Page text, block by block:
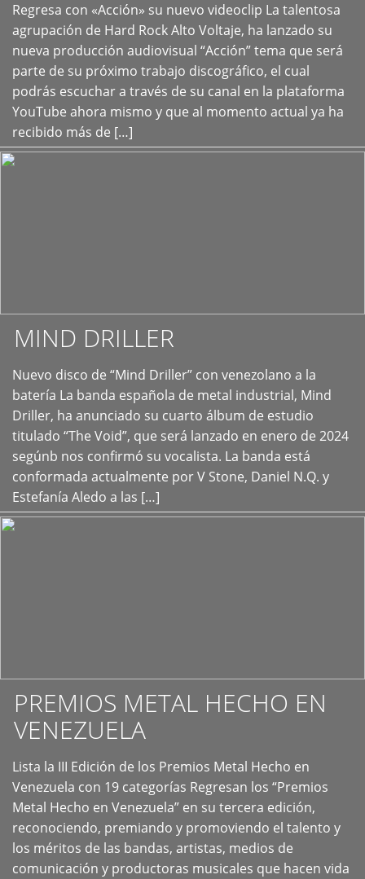
Regresa con «Acción» su nuevo videoclip La talentosa
agrupación de Hard Rock Alto Voltaje, ha lanzado su
nueva producción audiovisual “Acción” tema que será
parte de su próximo trabajo discográfico, el cual
podrás escuchar a través de su canal en la plataforma
YouTube ahora mismo y que al momento actual ya ha
recibido más de […]
+
MIND DRILLER
Nuevo disco de “Mind Driller” con venezolano a la
batería La banda española de metal industrial, Mind
Driller, ha anunciado su cuarto álbum de estudio
titulado “The Void”, que será lanzado en enero de 2024
segúnb nos confirmó su vocalista. La banda está
conformada actualmente por V Stone, Daniel N.Q. y
Estefanía Aledo a las […]
+
PREMIOS METAL HECHO EN
VENEZUELA
Lista la III Edición de los Premios Metal Hecho en
Venezuela con 19 categorías Regresan los “Premios
Metal Hecho en Venezuela” en su tercera edición,
reconociendo, premiando y promoviendo el talento y
los méritos de las bandas, artistas, medios de
comunicación y productoras musicales que hacen vida
+